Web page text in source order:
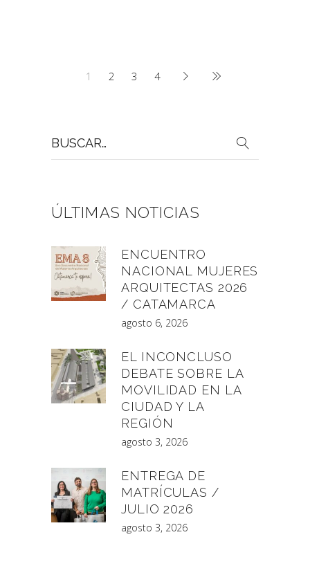
1 2 3 4
por:
ÚLTIMAS NOTICIAS
ENCUENTRO
NACIONAL MUJERES
ARQUITECTAS 2026
/ CATAMARCA
agosto 6, 2026
EL INCONCLUSO
DEBATE SOBRE LA
MOVILIDAD EN LA
CIUDAD Y LA
REGIÓN
agosto 3, 2026
ENTREGA DE
MATRÍCULAS /
JULIO 2026
agosto 3, 2026